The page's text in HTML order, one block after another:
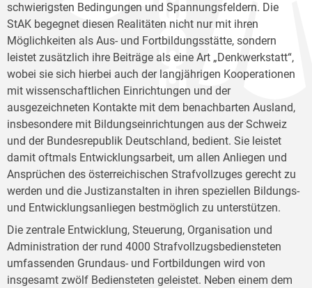
schwierigsten Bedingungen und Spannungsfeldern. Die
StAK begegnet diesen Realitäten nicht nur mit ihren
Möglichkeiten als Aus- und Fortbildungsstätte, sondern
leistet zusätzlich ihre Beiträge als eine Art „Denkwerkstatt“,
wobei sie sich hierbei auch der langjährigen Kooperationen
mit wissenschaftlichen Einrichtungen und der
ausgezeichneten Kontakte mit dem benachbarten Ausland,
insbesondere mit Bildungseinrichtungen aus der Schweiz
und der Bundesrepublik Deutschland, bedient. Sie leistet
damit oftmals Entwicklungsarbeit, um allen Anliegen und
Ansprüchen des österreichischen Strafvollzuges gerecht zu
werden und die Justizanstalten in ihren speziellen Bildungs-
und Entwicklungsanliegen bestmöglich zu unterstützen.
Die zentrale Entwicklung, Steuerung, Organisation und
Administration der rund 4000 Strafvollzugsbediensteten
umfassenden Grundaus- und Fortbildungen wird von
insgesamt zwölf Bediensteten geleistet. Neben einem dem